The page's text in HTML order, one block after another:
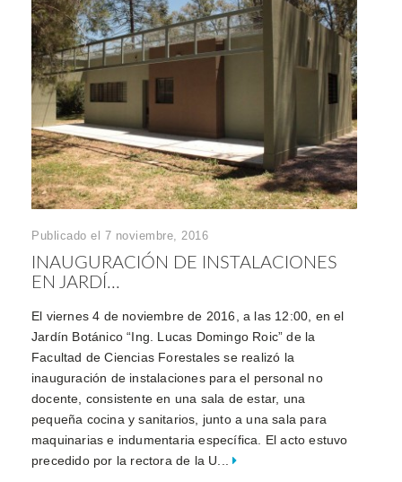
Publicado el 7 noviembre, 2016
INAUGURACIÓN DE INSTALACIONES
EN JARDÍ...
El viernes 4 de noviembre de 2016, a las 12:00, en el
Jardín Botánico “Ing. Lucas Domingo Roic” de la
Facultad de Ciencias Forestales se realizó la
inauguración de instalaciones para el personal no
docente, consistente en una sala de estar, una
pequeña cocina y sanitarios, junto a una sala para
maquinarias e indumentaria específica. El acto estuvo
precedido por la rectora de la U...